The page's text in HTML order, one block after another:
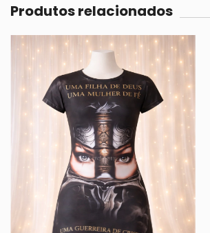
Produtos relacionados